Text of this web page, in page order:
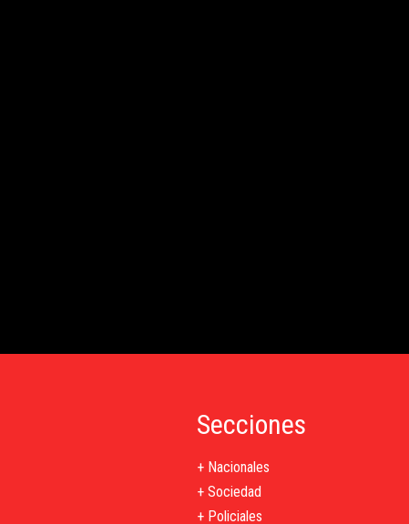
Secciones
+ Nacionales
+ Sociedad
+ Policiales